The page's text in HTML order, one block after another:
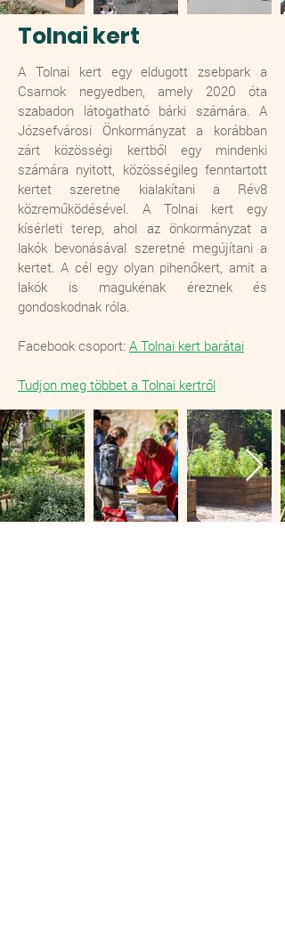
Tolnai kert
A Tolnai kert egy eldugott zsebpark a
Csarnok negyedben, amely 2020 óta
szabadon látogatható bárki számára. A
Józsefvárosi Önkormányzat a korábban
zárt közösségi kertből egy mindenki
számára nyitott, közösségileg fenntartott
kertet szeretne kialakítani a Rév8
közreműködésével. A Tolnai kert egy
kísérleti terep, ahol az önkormányzat a
lakók bevonásával szeretné megújítani a
kertet. A cél egy olyan pihenőkert, amit a
lakók is magukénak éreznek és
gondoskodnak róla.
Facebook csoport: A Tolnai kert barátai
Tudjon meg többet a Tolnai kertről